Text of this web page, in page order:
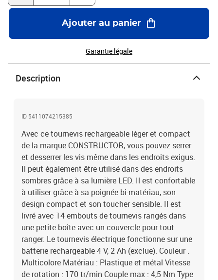
rangement
Ajouter au panier
Garantie légale
Description
ID 5411074215385
Avec ce tournevis rechargeable léger et compact
de la marque CONSTRUCTOR, vous pouvez serrer
et desserrer les vis même dans les endroits exigus.
Il peut également être utilisé dans des endroits
sombres grâce à sa lumière LED. Il est confortable
à utiliser grâce à sa poignée bi-matériau, son
design compact et son toucher sensible. Il est
livré avec 14 embouts de tournevis rangés dans
une petite boîte avec un couvercle pour tout
ranger. Le tournevis électrique fonctionne sur une
batterie rechargeable 4 V, 2 Ah (exclue). Couleur :
Multicolore Matériau : Plastique et métal Vitesse
de rotation : 170 tr/min Couple max : 4,5 Nm Type